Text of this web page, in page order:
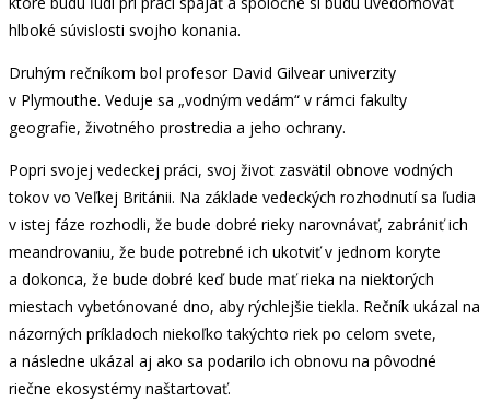
hlboké súvislosti svojho konania.
Druhým rečníkom bol profesor David Gilvear univerzity
v Plymouthe. Veduje sa „vodným vedám“ v rámci fakulty
geografie, životného prostredia a jeho ochrany.
Popri svojej vedeckej práci, svoj život zasvätil obnove vodných
tokov vo Veľkej Británii. Na základe vedeckých rozhodnutí sa ľudia
v istej fáze rozhodli, že bude dobré rieky narovnávať, zabrániť ich
meandrovaniu, že bude potrebné ich ukotviť v jednom koryte
a dokonca, že bude dobré keď bude mať rieka na niektorých
miestach vybetónované dno, aby rýchlejšie tiekla. Rečník ukázal na
názorných príkladoch niekoľko takýchto riek po celom svete,
a následne ukázal aj ako sa podarilo ich obnovu na pôvodné
riečne ekosystémy naštartovať.